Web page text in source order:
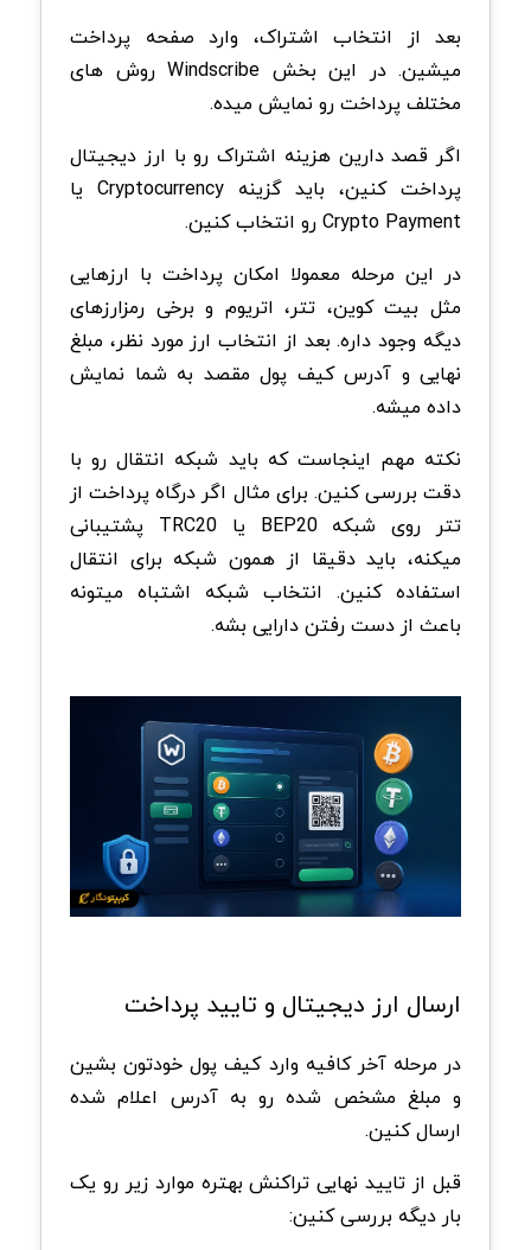
بعد از انتخاب اشتراک، وارد صفحه پرداخت
میشین. در این بخش Windscribe روش های
مختلف پرداخت رو نمایش میده.
اگر قصد دارین هزینه اشتراک رو با ارز دیجیتال
پرداخت کنین، باید گزینه Cryptocurrency یا
Crypto Payment رو انتخاب کنین.
در این مرحله معمولا امکان پرداخت با ارزهایی
مثل بیت کوین، تتر، اتریوم و برخی رمزارزهای
دیگه وجود داره. بعد از انتخاب ارز مورد نظر، مبلغ
نهایی و آدرس کیف پول مقصد به شما نمایش
داده میشه.
نکته مهم اینجاست که باید شبکه انتقال رو با
دقت بررسی کنین. برای مثال اگر درگاه پرداخت از
تتر روی شبکه BEP20 یا TRC20 پشتیبانی
میکنه، باید دقیقا از همون شبکه برای انتقال
استفاده کنین. انتخاب شبکه اشتباه میتونه
باعث از دست رفتن دارایی بشه.
ارسال ارز دیجیتال و تایید پرداخت
در مرحله آخر کافیه وارد کیف پول خودتون بشین
و مبلغ مشخص شده رو به آدرس اعلام شده
ارسال کنین.
قبل از تایید نهایی تراکنش بهتره موارد زیر رو یک
بار دیگه بررسی کنین: